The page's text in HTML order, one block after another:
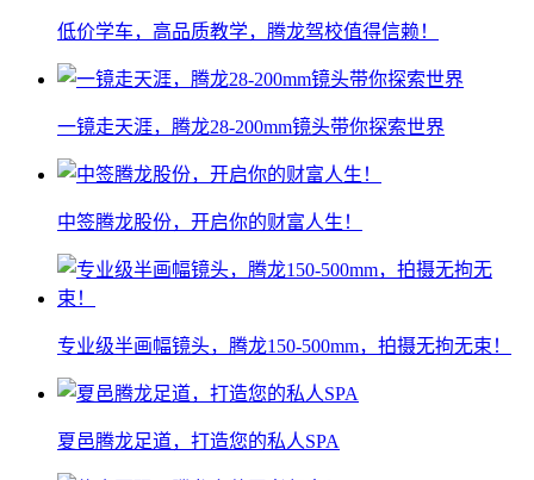
低价学车，高品质教学，腾龙驾校值得信赖！
一镜走天涯，腾龙28-200mm镜头带你探索世界
中签腾龙股份，开启你的财富人生！
专业级半画幅镜头，腾龙150-500mm，拍摄无拘无束！
夏邑腾龙足道，打造您的私人SPA